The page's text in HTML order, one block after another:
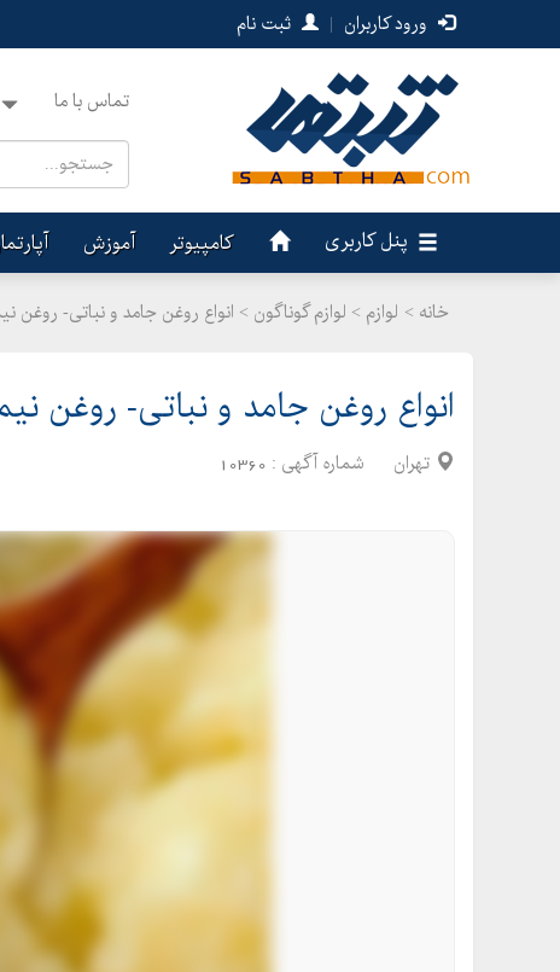
ورود کاربران | ثبت نام
تماس با ما
پنل کاربری کامپیوتر آموزش
خانه > لوازم > لوازم گوناگون > انواع روغن جامد و نباتی- روغن
انواع روغن جامد و نباتی- روغن
تهران شماره آگهی : 10360